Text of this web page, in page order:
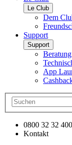
Le Club
Dem
Support
Support
Beratung
App
0800 32 32 400
Kontakt